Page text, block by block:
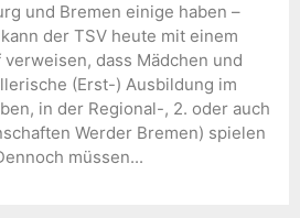
und Bremen einige haben –
der TSV heute mit einem
dass Mädchen und
(Erst-) Ausbildung im
in der Regional-, 2. oder auch
Werder Bremen) spielen
müssen...